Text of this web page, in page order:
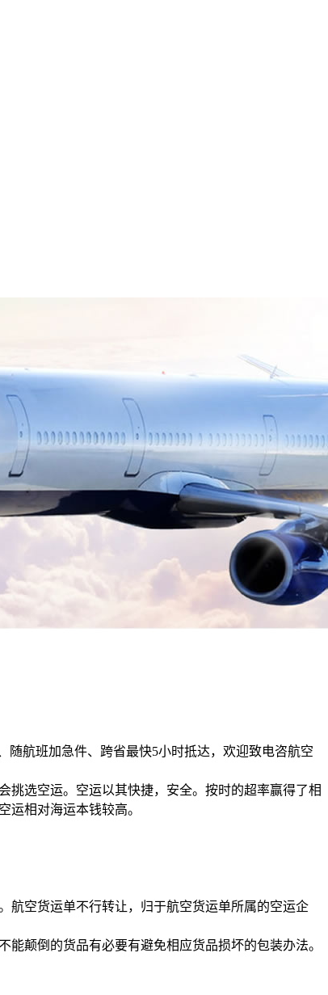
随航班加急件、跨省最快5小时抵达，欢迎致电咨航空
挑选空运。空运以其快捷，安全。按时的超率赢得了相
运相对海运本钱较高。
航空货运单不行转让，归于航空货运单所属的空运企
颠倒的货品有必要有避免相应货品损坏的包装办法。